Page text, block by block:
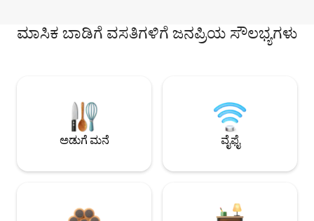
ಮಾಸಿಕ ಬಾಡಿಗೆ ವಸತಿಗಳಿಗೆ ಜನಪ್ರಿಯ ಸೌಲಭ್ಯಗಳು
ಅಡುಗೆ ಮನೆ ವೈಫೈ